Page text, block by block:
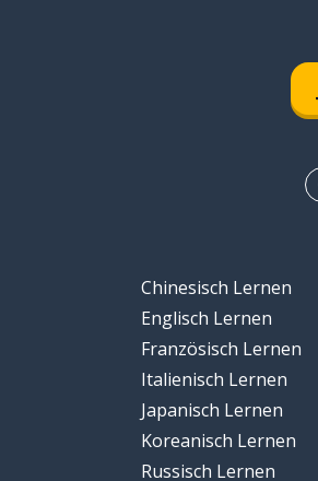
Chinesisch Lernen
Englisch Lernen
Französisch Lernen
Italienisch Lernen
Japanisch Lernen
Koreanisch Lernen
Russisch Lernen